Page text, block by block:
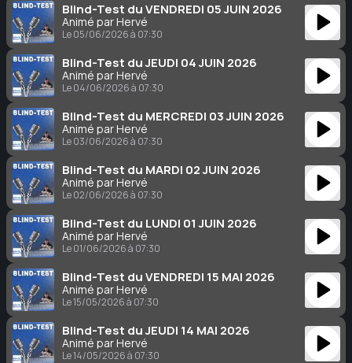
Blind-Test du VENDREDI 05 JUIN 2026
Animé par Hervé
Le 05/06/2026 à 07:30
Blind-Test du JEUDI 04 JUIN 2026
Animé par Hervé
Le 04/06/2026 à 07:30
Blind-Test du MERCREDI 03 JUIN 2026
Animé par Hervé
Le 03/06/2026 à 07:30
Blind-Test du MARDI 02 JUIN 2026
Animé par Hervé
Le 02/06/2026 à 07:30
Blind-Test du LUNDI 01 JUIN 2026
Animé par Hervé
Le 01/06/2026 à 07:30
Blind-Test du VENDREDI 15 MAI 2026
Animé par Hervé
Le 15/05/2026 à 07:30
Blind-Test du JEUDI 14 MAI 2026
Animé par Hervé
Le 14/05/2026 à 07:30